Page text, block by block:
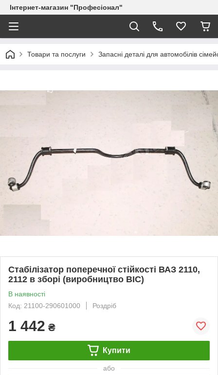
Інтернет-магазин "Професіонал"
Товари та послуги Запасні деталі для автомобілів
Стабілізатор поперечної стійкості ВАЗ 2110,
2112 в зборі (виробництво ВІС)
В наявності
Код: 21100-290601000
Роздріб
1 442 ₴
Купити
або